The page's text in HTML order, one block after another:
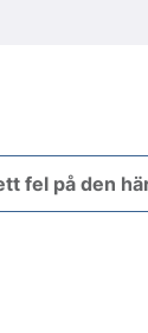
fel på den